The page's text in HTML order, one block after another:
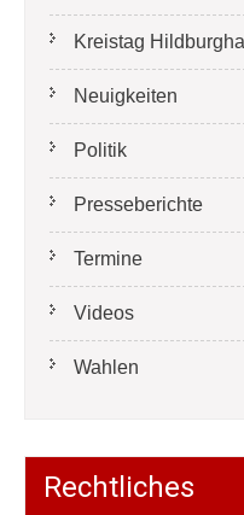
Kreistag
Neuigkeiten
Politik
Presseberichte
Termine
Videos
Wahlen
Rechtliches